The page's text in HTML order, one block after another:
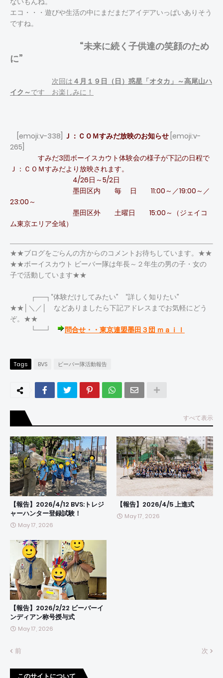
エコ・・・遊びや生活の中にまだまだアイデアいっぱいありそう
ですね。
“未来に続く子供達の笑顔のため
に”
次回は ４月１９日（日）惑星「オタカ」～高尾山ハ
イク～です お楽しみに！
[emoji:v-338] Ｊ：ＣＯＭすみだ放映のお知らせ [emoji:v-
265]
すみだ3団ボーイスカウト体験会の様子が下記の日程で
Ｊ：ＣＯＭすみだより放映されます。
4/26日～5/2日
墨田区内 毎 日 11:00～／19:00～／
23:00～
墨田区外 土曜日 15:00～（ジェイコ
ム東京エリア全域）
★★ブログをごらんの方からのコメントお待ちしています。★★
★★ボーイスカウト ビーバー隊は年長～２年生の男の子・女の
子で活動しています★★
┌──┐“体験だけしてみたい” “詳しく知りたい”
★★│＼／│ などありましたら下記アドレスまでお気軽にどう
ぞ。★★
└──┘
問合せ・・東京連盟墨田３団 ｍａｉｌ
Tags BVS ビーバー隊活動報告
すべて表示
【報告】2026/4/12 BVS:トレジ
ャーハンター登録試験！
May 17, 2026
【報告】2026/4/5 上進式
May 17, 2026
【報告】2026/2/22 ビーバーイ
ンディアン称号授与式
May 17, 2026
前 次